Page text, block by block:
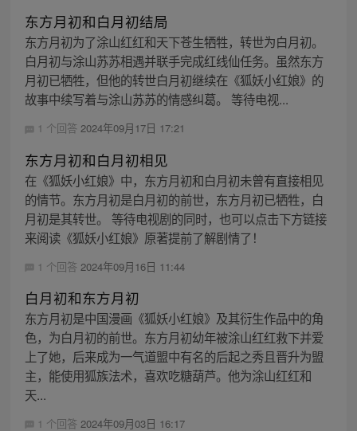
东方月初和白月初结局
东方月初为了涂山红红和天下苍生牺牲，转世为白月初。
白月初与涂山苏苏相遇并联手完成红线仙任务。虽然东方
月初已牺牲，但他的转世白月初继续在《狐妖小红娘》的
故事中续写着与涂山苏苏的情感纠葛。 等待电视...
1 个回答 2024年09月17日 17:21
东方月初和白月初相见
在《狐妖小红娘》中，东方月初和白月初未曾有直接相见
的情节。东方月初是白月初的前世，东方月初已牺牲，白
月初是其转世。 等待电视剧的同时，也可以点击下方链接
来阅读《狐妖小红娘》原著提前了解剧情了！
1 个回答 2024年09月16日 11:44
白月初和东方月初
东方月初是中国漫画《狐妖小红娘》及其衍生作品中的角
色，为白月初的前世。东方月初幼年被涂山红红救下并爱
上了她，后来成为一气道盟中有名的后起之秀且晋升为盟
主，能使用狐族法术，喜欢吃糖葫芦。他为涂山红红和
天...
1 个回答 2024年09月03日 16:17